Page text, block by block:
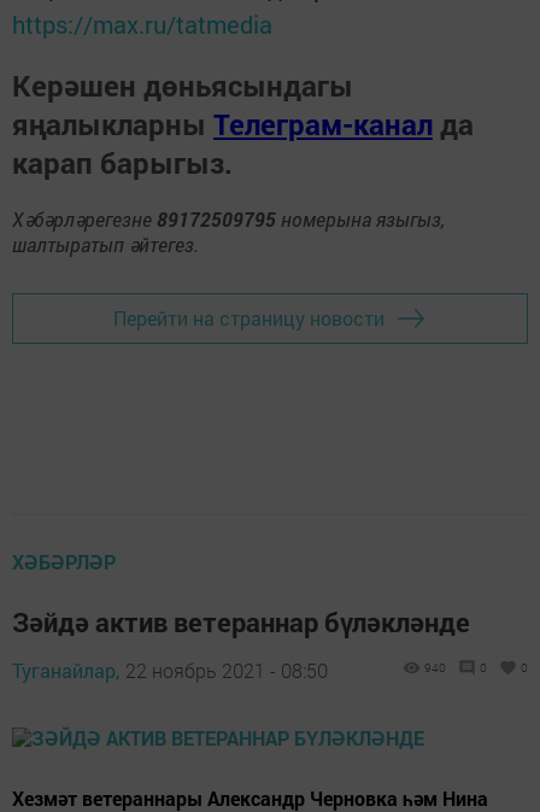
https://max.ru/tatmedia
Керәшен дөньясындагы
яңалыкларны Телеграм-канал да
карап барыгыз.
Хәбәрләрегезне 89172509795 номерына языгыз,
шалтыратып әйтегез.
Перейти на страницу новости
ХӘБӘРЛӘР
Зәйдә актив ветераннар бүләкләнде
Туганайлар, 22 ноябрь 2021 - 08:50 940 0 0
Хезмәт ветераннары Александр Черновка һәм Нина